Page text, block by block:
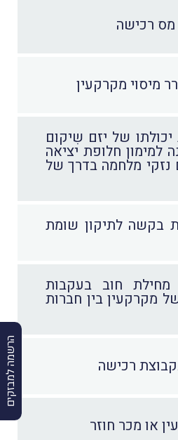
הרשמה למבזקים
מס רכישה
מיסוי מקרקעין
של יזם שִיקום
למימון חלופת יציאה
מלחמה בדרך של
בקשה לתיקון שומת
מחילת חוב בעקבות
מקרקעין בין חברות
רכישה
או מכר חוזר